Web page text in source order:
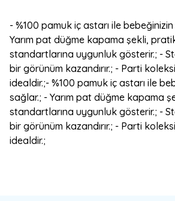
- %100 pamuk iç astarı ile
Yarım pat düğme kapama şekli,
standartlarına uygunluk gösterir.; -
bir görünüm kazandırır.; - Parti
idealdir.;- %100 pamuk iç astarı ile
sağlar.; - Yarım pat düğme kapama
standartlarına uygunluk gösterir.; -
bir görünüm kazandırır.; - Parti
idealdir.;